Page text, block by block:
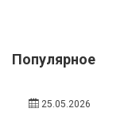
Популярное
25.05.2026